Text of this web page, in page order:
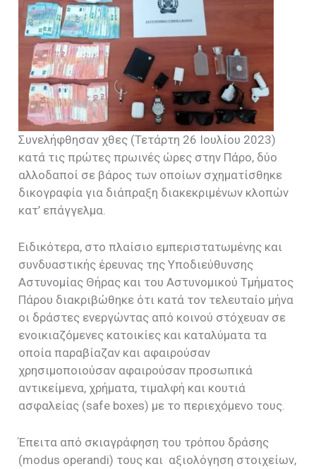
Συνελήφθησαν χθες (Τετάρτη 26 Ιουλίου 2023)
κατά τις πρώτες πρωινές ώρες στην Πάρο, δύο
αλλοδαποί σε βάρος των οποίων σχηματίσθηκε
δικογραφία για διάπραξη διακεκριμένων κλοπών
κατ’ επάγγελμα.
Ειδικότερα, στο πλαίσιο εμπεριστατωμένης και
συνδυαστικής έρευνας της Υποδιεύθυνσης
Αστυνομίας Θήρας και του Αστυνομικού Τμήματος
Πάρου διακριβώθηκε ότι κατά τον τελευταίο μήνα
οι δράστες ενεργώντας από κοινού στόχευαν σε
ενοικιαζόμενες κατοικίες και καταλύματα τα
οποία παραβίαζαν και αφαιρούσαν
χρησιμοποιούσαν αφαιρούσαν προσωπικά
αντικείμενα, χρήματα, τιμαλφή και κουτιά
ασφαλείας (safe boxes) με το περιεχόμενο τους.
Έπειτα από σκιαγράφηση του τρόπου δράσης
(modus operandi) τους και αξιολόγηση στοιχείων,